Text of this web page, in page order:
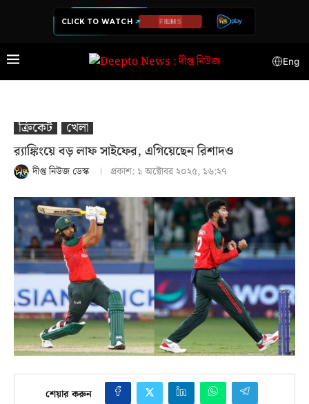
CLICK TO WATCH SERIES
Eng
ক্রিকেট
খেলা
র‍্যাঙ্কিংয়ে বড় লাফ সাইফের, এগিয়েছেন রিশাদও
দীপ্ত নিউজ ডেস্ক প্রকাশ: ১ অক্টোবর ২০২৫, ১৬:২৭
শেয়ার করুন